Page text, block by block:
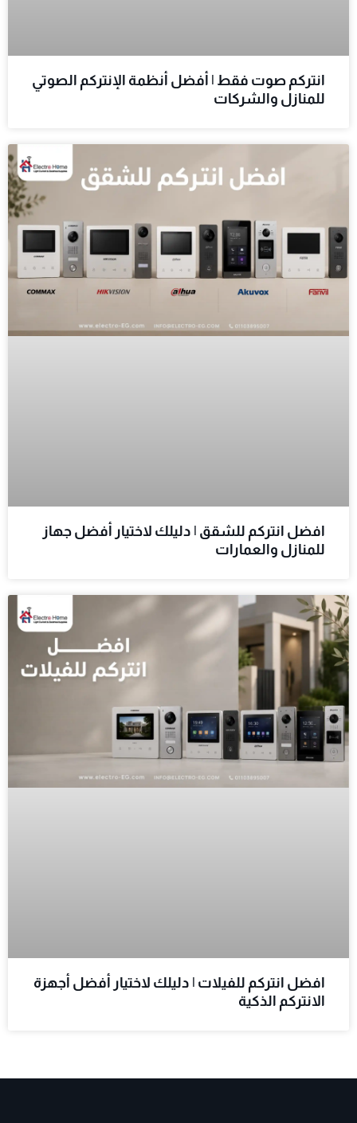
انتركم صوت فقط | أفضل أنظمة الإنتركم الصوتي
للمنازل والشركات
افضل انتركم للشقق | دليلك لاختيار أفضل جهاز
للمنازل والعمارات
افضل انتركم للفيلات | دليلك لاختيار أفضل أجهزة
الانتركم الذكية